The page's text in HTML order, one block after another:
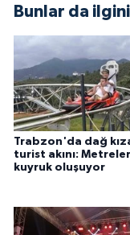
Bunlar da
Trabzon'da dağ
turist akını:
kuyruk oluşuyor